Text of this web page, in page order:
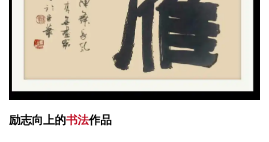
励志向上的书法作品